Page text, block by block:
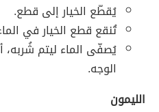
يُقطّع الخيار إلى قطع.
تُنقع قطع الخيار في
يُصفّى الماء ليتم
الوجه.
الليمون